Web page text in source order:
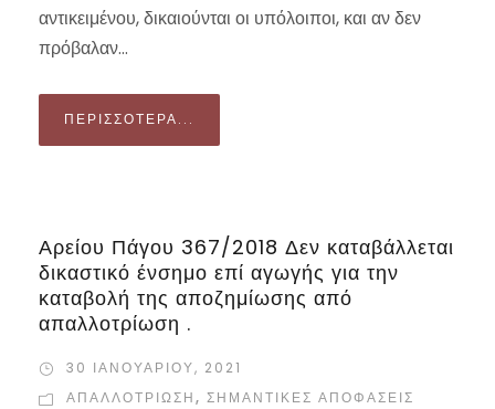
αντικειμένου, δικαιούνται οι υπόλοιποι, και αν δεν
πρόβαλαν...
ΠΕΡΙΣΣΌΤΕΡΑ...
Αρείου Πάγου 367/2018 Δεν καταβάλλεται
δικαστικό ένσημο επί αγωγής για την
καταβολή της αποζημίωσης από
απαλλοτρίωση .
30 ΙΑΝΟΥΑΡΊΟΥ, 2021
ΑΠΑΛΛΟΤΡΊΩΣΗ, ΣΗΜΑΝΤΙΚΈΣ ΑΠΟΦΆΣΕΙΣ